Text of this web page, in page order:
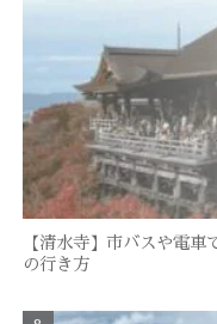
【清水寺】市バスや電
の行き方